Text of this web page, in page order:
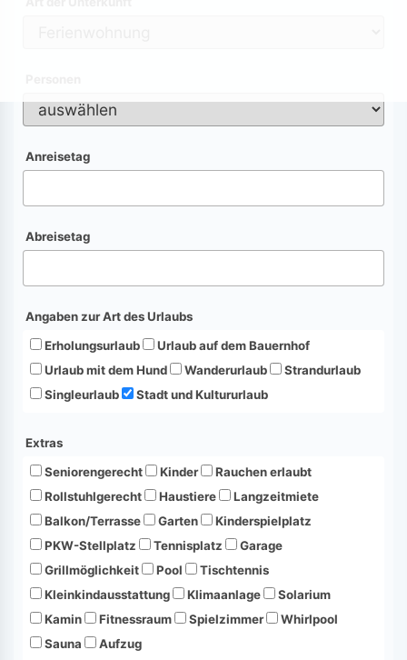
Anreisetag
Abreisetag
Angaben zur Art des Urlaubs
Erholungsurlaub
Urlaub auf dem Bauernhof
Urlaub mit dem Hund
Wanderurlaub
Strandurlaub
Singleurlaub
Stadt und Kultururlaub
Extras
Seniorengerecht
Kinder
Rauchen erlaubt
Rollstuhlgerecht
Haustiere
Langzeitmiete
Balkon/Terrasse
Garten
Kinderspielplatz
PKW-Stellplatz
Tennisplatz
Garage
Grillmöglichkeit
Pool
Tischtennis
Kleinkindausstattung
Klimaanlage
Solarium
Kamin
Fitnessraum Spielzimmer
Whirlpool
Sauna
Aufzug